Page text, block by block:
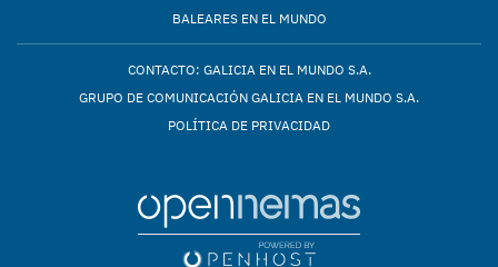
BALEARES EN EL MUNDO
CONTACTO: GALICIA EN EL MUNDO S.A.
GRUPO DE COMUNICACIÓN GALICIA EN EL MUNDO S.A.
POLÍTICA DE PRIVACIDAD